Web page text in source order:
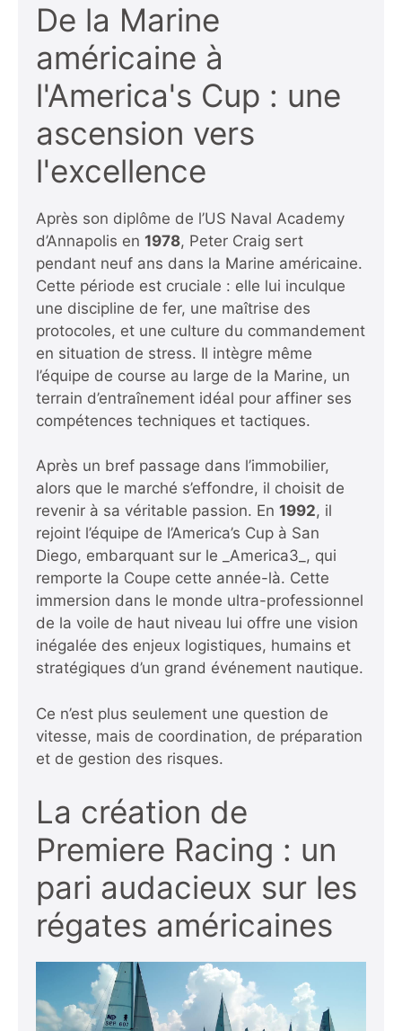
De la Marine
américaine à
l'America's Cup : une
ascension vers
l'excellence
Après son diplôme de l’US Naval Academy
d’Annapolis en 1978, Peter Craig sert
pendant neuf ans dans la Marine américaine.
Cette période est cruciale : elle lui inculque
une discipline de fer, une maîtrise des
protocoles, et une culture du commandement
en situation de stress. Il intègre même
l’équipe de course au large de la Marine, un
terrain d’entraînement idéal pour affiner ses
compétences techniques et tactiques.
Après un bref passage dans l’immobilier,
alors que le marché s’effondre, il choisit de
revenir à sa véritable passion. En 1992, il
rejoint l’équipe de l’America’s Cup à San
Diego, embarquant sur le _America3_, qui
remporte la Coupe cette année-là. Cette
immersion dans le monde ultra-professionnel
de la voile de haut niveau lui offre une vision
inégalée des enjeux logistiques, humains et
stratégiques d’un grand événement nautique.
Ce n’est plus seulement une question de
vitesse, mais de coordination, de préparation
et de gestion des risques.
La création de
Premiere Racing : un
pari audacieux sur les
régates américaines